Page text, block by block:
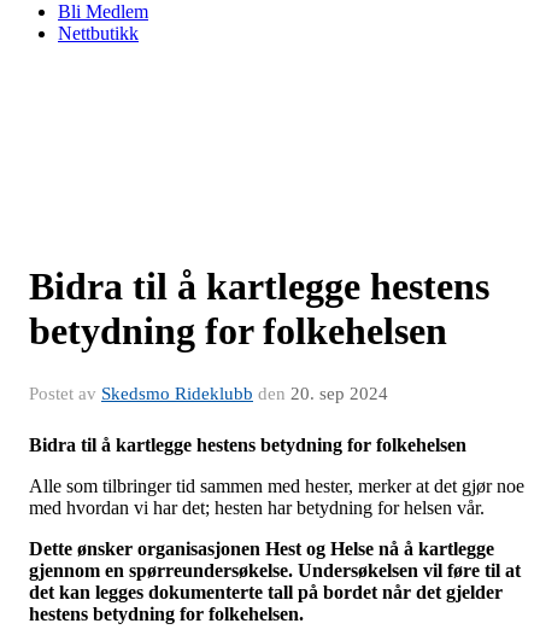
Bli Medlem
Nettbutikk
Bidra til å kartlegge hestens
betydning for folkehelsen
Postet av Skedsmo Rideklubb den 20. sep 2024
Bidra til å kartlegge hestens betydning for folkehelsen
Alle som tilbringer tid sammen med hester, merker at det gjør noe
med hvordan vi har det; hesten har betydning for helsen vår.
Dette ønsker organisasjonen Hest og Helse nå å kartlegge
gjennom en spørreundersøkelse. Undersøkelsen vil føre til at
det kan legges dokumenterte tall på bordet når det gjelder
hestens betydning for folkehelsen.